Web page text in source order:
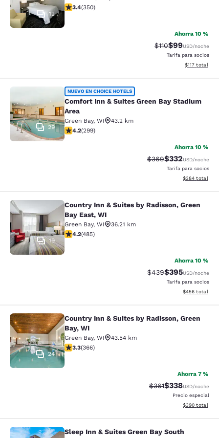
12
calificación de 3.41 estrellas. Bueno. 350 reseñas
3.4(350)
Ahorra 10 %
Precio tachado:
$110Precio con
$99USD/noche
Tarifa para socios
Ver detalles
$117 total
Comfort Inn & Suites Green Bay
29
NUEVO EN CHOICE HOTELS
Comfort Inn & Suites Green Bay Stadium
Area
Green Bay, WI
43.2 km
calificación de 4.19 estrellas. Muy bueno. 299 reseñas
4.2(299)
Ahorra 10 %
Precio tachado:
$369Precio con
$332USD/noche
Tarifa para socios
Ver detalles
$384 total
Country Inn & Suites by Radisson,
19
Country Inn & Suites by Radisson, Green
Bay East, WI
Green Bay, WI
36.21 km
calificación de 4.15 estrellas. Muy bueno. 485 reseñas
4.2(485)
Ahorra 10 %
Precio tachado:
$439Precio con
$395USD/noche
Tarifa para socios
Ver detalles
$456 total
Country Inn & Suites by Radisson,
24
Country Inn & Suites by Radisson, Green
Bay, WI
Green Bay, WI
43.54 km
calificación de 3.28 estrellas. Bueno. 366 reseñas
3.3(366)
Ahorra 7 %
Precio tachado:
$361Precio con
$338USD/noche
Precio especial
Ver detalles
$390 total
Sleep Inn & Suites Green Bay South
Sleep Inn & Suites Green Bay South